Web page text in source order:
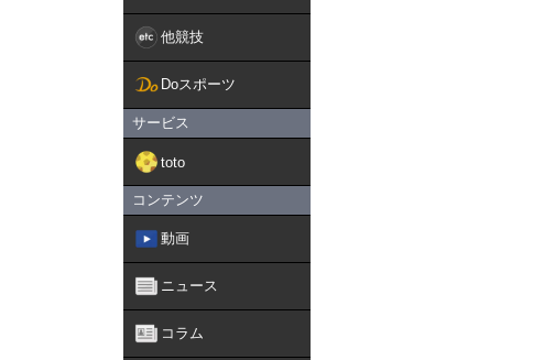
他競技
Doスポーツ
サービス
toto
コンテンツ
動画
ニュース
コラム